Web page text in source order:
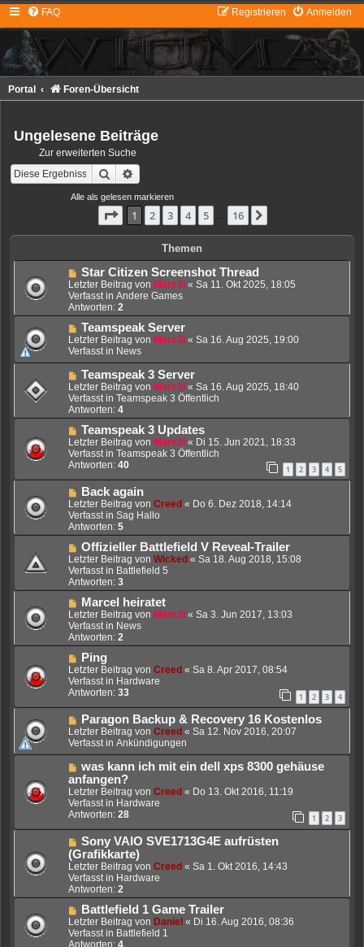
FAQ Anmelden
Registrieren
Portal Foren-Übersicht
Ungelesene Beiträge
Zur erweiterten Suche
Suche
Alle als gelesen markieren• Die Suche ergab 394 Treffer
Seite 1von 16
1 2 3 4 5 16
Themen
N
e
u
e
r
B
e
i
t
a
g
Star Citizen Screenshot Thread
Letzter Beitrag von Marc3l « Sa 11. Okt 2025, 18:05
Verfasst in Andere Games
Antworten: 2
N
e
u
e
B
e
i
t
a
g
Teamspeak Server
Letzter Beitrag von Marc3l « Sa 16. Aug 2025, 19:00
Verfasst in News
N
e
u
e
r
B
e
i
t
a
g
Teamspeak 3 Server
Letzter Beitrag von Marc3l « Sa 16. Aug 2025, 18:40
Verfasst in Teamspeak 3 Öffentlich
Antworten: 4
N
e
u
e
B
e
i
t
r
a
g
Teamspeak 3 Updates
Letzter Beitrag von Marc3l « Di 15. Jun 2021, 18:33
Verfasst in Teamspeak 3 Öffentlich
Antworten: 40 1 2 3 4 5
N
e
u
e
r
B
e
i
t
r
a
g
Back again
Letzter Beitrag von Creed « Do 6. Dez 2018, 14:14
Verfasst in Sag Hallo
Antworten: 5
N
e
u
e
r
B
e
i
t
r
a
g
Offizieller Battlefield V Reveal-Trailer
Letzter Beitrag von Wicked « Sa 18. Aug 2018, 15:08
Verfasst in Battlefield 5
Antworten: 3
N
e
u
e
r
B
e
i
t
a
g
Marcel heiratet
Letzter Beitrag von Marc3l « Sa 3. Jun 2017, 13:03
Verfasst in News
Antworten: 2
N
e
u
e
B
e
i
t
r
a
g
Ping
Letzter Beitrag von Creed « Sa 8. Apr 2017, 08:54
Verfasst in Hardware
Antworten: 33 1 2 3 4
N
e
u
e
B
e
i
t
r
a
g
Paragon Backup & Recovery 16 Kostenlos
Letzter Beitrag von Creed « Sa 12. Nov 2016, 20:07
Verfasst in Ankündigungen
N
e
u
e
r
B
e
t
r
a
g
was kann ich mit ein dell xps 8300 gehäuse
anfangen?
Letzter Beitrag von Creed « Do 13. Okt 2016, 11:19
Verfasst in Hardware
Antworten: 28 1 2 3
N
e
u
e
r
B
e
i
t
r
Sony VAIO SVE1713G4E aufrüsten
(Grafikkarte)
Letzter Beitrag von Creed « Sa 1. Okt 2016, 14:43
Verfasst in Hardware
Antworten: 2
N
e
u
e
Battlefield 1 Game Trailer
Letzter Beitrag von Daniel « Di 16. Aug 2016, 08:36
Verfasst in Battlefield 1
Antworten: 4